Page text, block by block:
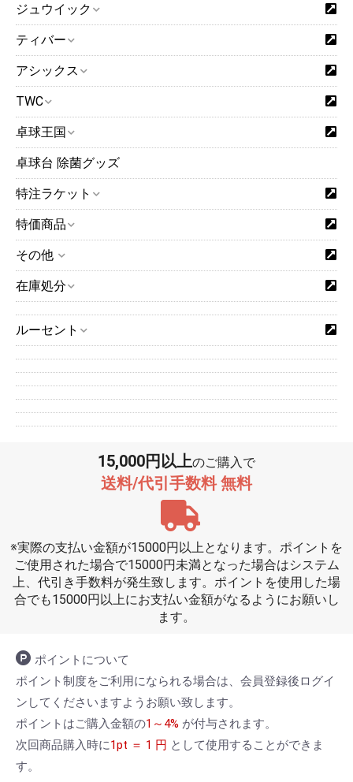
ジュウイック
ティバー
アシックス
TWC
卓球王国
卓球台 除菌グッズ
特注ラケット
特価商品
その他
在庫処分
ルーセント
15,000円以上のご購入で
送料/代引手数料 無料
※実際の支払い金額が15000円以上となります。ポイントを
ご使用された場合で15000円未満となった場合はシステム
上、代引き手数料が発生致します。ポイントを使用した場
合でも15000円以上にお支払い金額がなるようにお願いし
ます。
ポイントについて
ポイント制度をご利用になられる場合は、会員登録後ログイ
ンしてくださいますようお願い致します。
ポイントはご購入金額の1～4% が付与されます。
次回商品購入時に1pt ＝ 1 円 として使用することができま
す。